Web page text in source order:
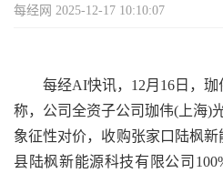
每经网 2025-12-17 10:10:07
每经AI快讯，12月16日，珈
称，公司全资子公司珈伟(上海)
象征性对价，收购张家口陆枫
县陆枫新能源科技有限公司